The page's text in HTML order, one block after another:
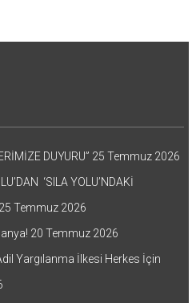
DUYURU” 25 Temmuz 2026
‘SILA YOLU’NDAKİ
25 Temmuz 2026
20 Temmuz 2026
Yargılanma İlkesi Herkes İçin